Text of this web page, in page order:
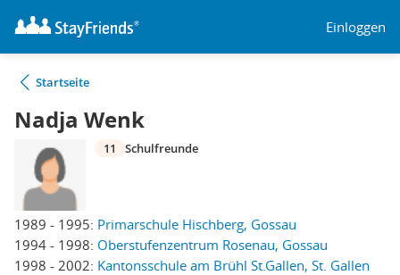
Einloggen
Startseite
Nadja Wenk
1989 - 1995: Primarschule Hischberg, Gossau
1994 - 1998: Oberstufenzentrum Rosenau, Gossau
1998 - 2002: Kantonsschule am Brühl St.Gallen, St. Gallen
11 Schulfreunde